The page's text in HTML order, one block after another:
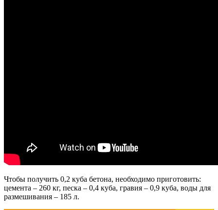
Чтобы получить 0,2 куба бетона, необходимо приготовить:
цемента – 260 кг, песка – 0,4 куба, гравия – 0,9 куба, воды для
размешивания – 185 л.